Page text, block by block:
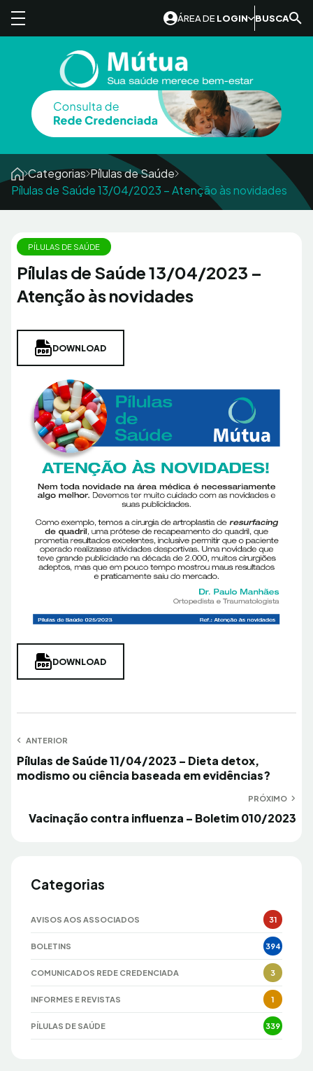
ÁREA DE LOGIN BUSCA
Categorias Pílulas de Saúde
Pílulas de Saúde 13/04/2023 – Atenção às novidades
PÍLULAS DE SAÚDE
Pílulas de Saúde 13/04/2023 –
Atenção às novidades
DOWNLOAD
DOWNLOAD
Navegação
de
ANTERIOR
Anterior
Pílulas de Saúde 11/04/2023 – Dieta detox,
modismo ou ciência baseada em evidências?
PRÓXIMO
Próximo
Vacinação contra influenza – Boletim 010/2023
Categorias
AVISOS AOS ASSOCIADOS 31
BOLETINS 394
COMUNICADOS REDE CREDENCIADA 3
INFORMES E REVISTAS 1
PÍLULAS DE SAÚDE 339